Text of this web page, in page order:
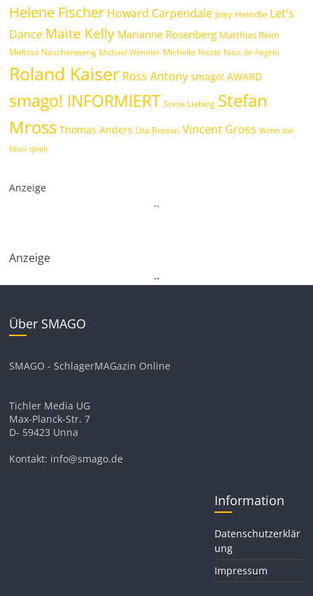
Helene Fischer Howard Carpendale Joey Heindle Let's
Dance Maite Kelly Marianne Rosenberg Matthias Reim
Melissa Naschenweng Michael Wendler Michelle Nicole Nino de Angelo
Roland Kaiser Ross Antony smago! AWARD
smago! INFORMIERT Sonia Liebing Stefan
Mross Thomas Anders Uta Bresan Vincent Gross Wenn die
Musi spielt
Anzeige
..
Anzeige
..
Über SMAGO
SMAGO - SchlagerMAGazin Online
Tichler Media UG
Max-Planck-Str. 7
D- 59423 Unna
Kontakt: info@smago.de
Information
Datenschutzerklär
ung
Impressum